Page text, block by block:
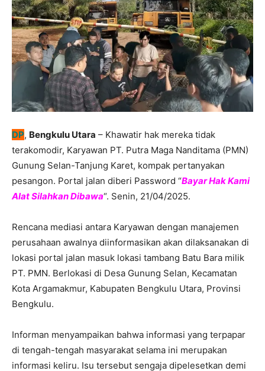
DP, Bengkulu Utara – Khawatir hak mereka tidak
terakomodir, Karyawan PT. Putra Maga Nanditama (PMN)
Gunung Selan-Tanjung Karet, kompak pertanyakan
pesangon. Portal jalan diberi Password “Bayar Hak Kami
Alat Silahkan Dibawa“. Senin, 21/04/2025.
Rencana mediasi antara Karyawan dengan manajemen
perusahaan awalnya diinformasikan akan dilaksanakan di
lokasi portal jalan masuk lokasi tambang Batu Bara milik
PT. PMN. Berlokasi di Desa Gunung Selan, Kecamatan
Kota Argamakmur, Kabupaten Bengkulu Utara, Provinsi
Bengkulu.
Informan menyampaikan bahwa informasi yang terpapar
di tengah-tengah masyarakat selama ini merupakan
informasi keliru. Isu tersebut sengaja dipelesetkan demi